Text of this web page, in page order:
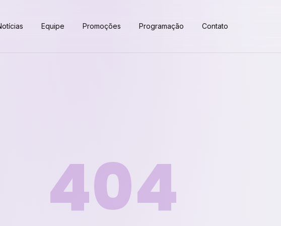
Equipe Promoções Programação Contato
404